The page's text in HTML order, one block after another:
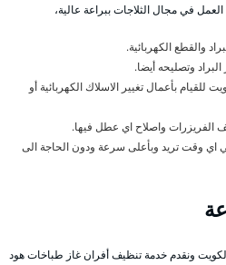
في مجال الثلاجات ببراعة عالية،
والقطع الكهربائية.
وتصليحه أيضا.
للقيام بأعمال تغيير الاسلاك الكهربائية أو
الفريزرات واصلاح اي عطل فيها.
اي وقت تريد وبأعلى سرعة ودون الحاجة الى
ونقدم خدمة تنظيف أفران غاز طباخات هود